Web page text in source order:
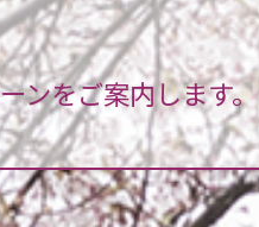
ンをご案内します。